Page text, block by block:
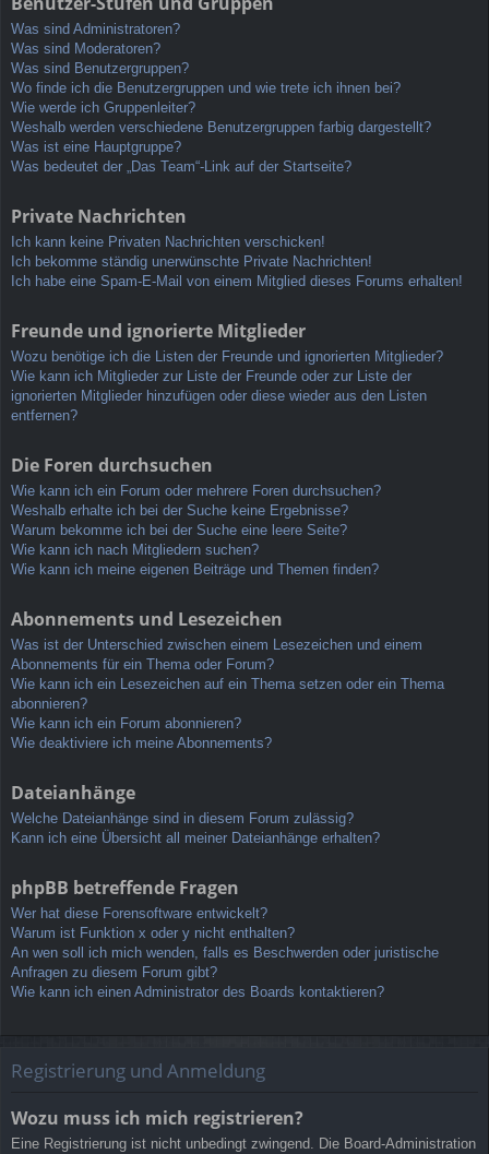
Was sind Administratoren?
Was sind Moderatoren?
Was sind Benutzergruppen?
Wo finde ich die Benutzergruppen und wie trete ich ihnen bei?
Wie werde ich Gruppenleiter?
Weshalb werden verschiedene Benutzergruppen farbig dargestellt?
Was ist eine Hauptgruppe?
Was bedeutet der „Das Team“-Link auf der Startseite?
Private Nachrichten
Ich kann keine Privaten Nachrichten verschicken!
Ich bekomme ständig unerwünschte Private Nachrichten!
Ich habe eine Spam-E-Mail von einem Mitglied dieses Forums erhalten!
Freunde und ignorierte Mitglieder
Wozu benötige ich die Listen der Freunde und ignorierten Mitglieder?
Wie kann ich Mitglieder zur Liste der Freunde oder zur Liste der
ignorierten Mitglieder hinzufügen oder diese wieder aus den Listen
entfernen?
Die Foren durchsuchen
Wie kann ich ein Forum oder mehrere Foren durchsuchen?
Weshalb erhalte ich bei der Suche keine Ergebnisse?
Warum bekomme ich bei der Suche eine leere Seite?
Wie kann ich nach Mitgliedern suchen?
Wie kann ich meine eigenen Beiträge und Themen finden?
Abonnements und Lesezeichen
Was ist der Unterschied zwischen einem Lesezeichen und einem
Abonnements für ein Thema oder Forum?
Wie kann ich ein Lesezeichen auf ein Thema setzen oder ein Thema
abonnieren?
Wie kann ich ein Forum abonnieren?
Wie deaktiviere ich meine Abonnements?
Dateianhänge
Welche Dateianhänge sind in diesem Forum zulässig?
Kann ich eine Übersicht all meiner Dateianhänge erhalten?
phpBB betreffende Fragen
Wer hat diese Forensoftware entwickelt?
Warum ist Funktion x oder y nicht enthalten?
An wen soll ich mich wenden, falls es Beschwerden oder juristische
Anfragen zu diesem Forum gibt?
Wie kann ich einen Administrator des Boards kontaktieren?
Registrierung und Anmeldung
Wozu muss ich mich registrieren?
Eine Registrierung ist nicht unbedingt zwingend. Die Board-Administration